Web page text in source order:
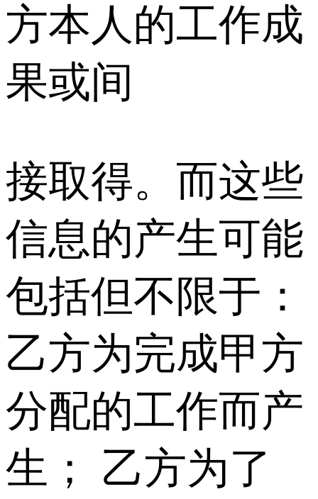
方本人的工作成
果或间
接取得。而这些
信息的产生可能
包括但不限于：
乙方为完成甲方
分配的工作而产
生； 乙方为了